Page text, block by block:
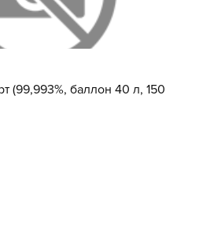
(99,993%, баллон 40 л, 150